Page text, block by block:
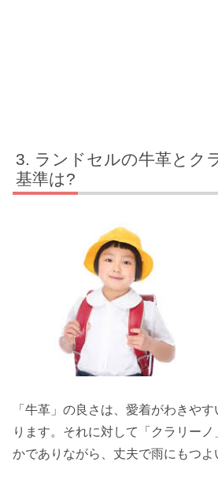
ランドセルの牛革とク
基準は?
「牛革」の良さは、愛着がわきや
ります。それに対して「クラリー
かでありながら、丈夫で雨にもつよ